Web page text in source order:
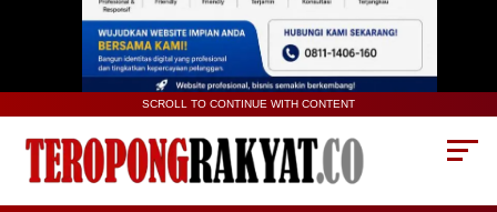
SCROLL TO CONTINUE WITH CONTENT